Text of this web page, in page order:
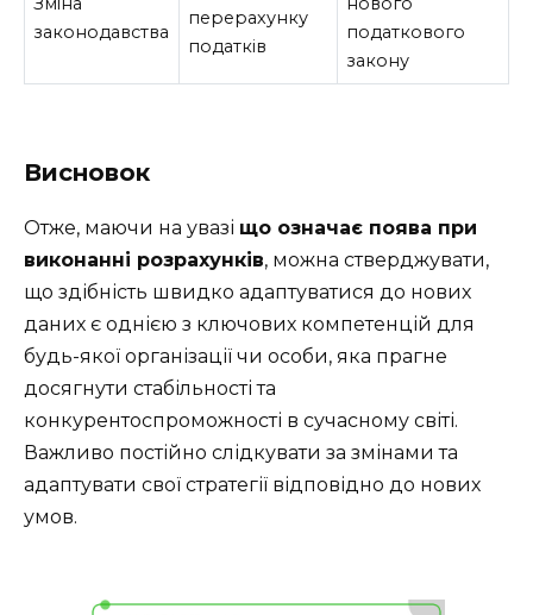
законодавства
перерахунку
податків
податкового
закону
Висновок
Отже, маючи на увазі що означає поява при
виконанні розрахунків, можна стверджувати,
що здібність швидко адаптуватися до нових
даних є однією з ключових компетенцій для
будь-якої організації чи особи, яка прагне
досягнути стабільності та
конкурентоспроможності в сучасному світі.
Важливо постійно слідкувати за змінами та
адаптувати свої стратегії відповідно до нових
умов.